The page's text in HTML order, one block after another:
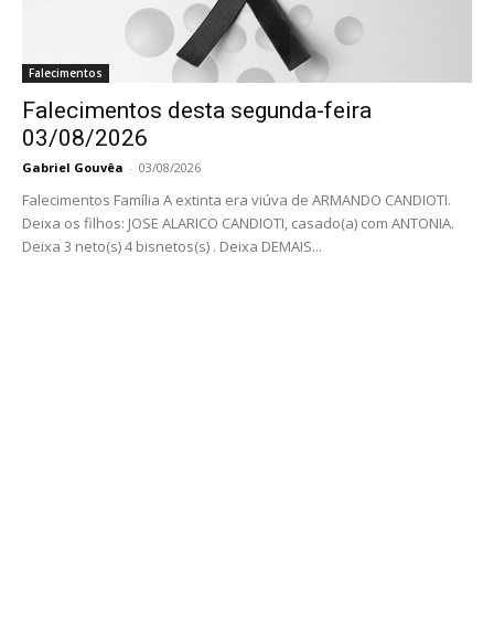
Falecimentos
Falecimentos desta segunda-feira
03/08/2026
Gabriel Gouvêa - 03/08/2026
Falecimentos Família A extinta era viúva de ARMANDO CANDIOTI.
Deixa os filhos: JOSE ALARICO CANDIOTI, casado(a) com ANTONIA.
Deixa 3 neto(s) 4 bisnetos(s) . Deixa DEMAIS...